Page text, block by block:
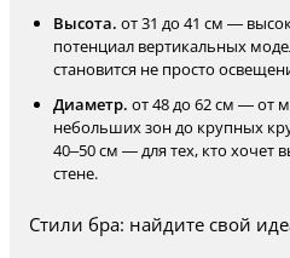
Высота. от 31 до 41 см —
потенциал вертикальных
становится не просто
Диаметр. от 48 до 62 см — от
небольших зон до крупных
40–50 см — для тех, кто хочет
стене.
Стили бра: найдите свой